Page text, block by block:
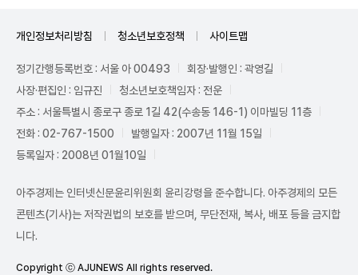
개인정보처리방침 청소년보호정책 사이트맵
정기간행등록번호 : 서울 아 00493
회장·발행인 : 곽영길
사장·편집인 : 임규진
청소년보호책임자 : 전운
주소 : 서울특별시 종로구 종로 1길 42(수송동 146-1) 이마빌딩 11층
전화 : 02-767-1500
발행일자 : 2007년 11월 15일
등록일자 : 2008년 01월10일
아주경제는 인터넷신문윤리위원회 윤리강령을 준수합니다. 아주경제의 모든
콘텐츠(기사)는 저작권법의 보호를 받으며, 무단전재, 복사, 배포 등을 금지합
니다.
Copyright ⓒ AJUNEWS All rights reserved.